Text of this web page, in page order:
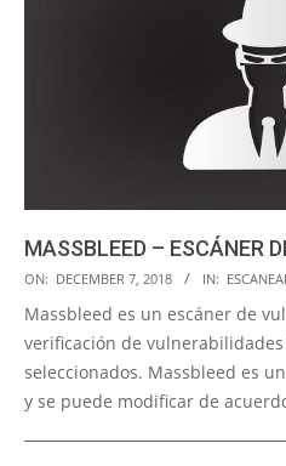
MASSBLEED – ESCÁNER
2018-
12-
07
ON: DECEMBER 7, 2018 IN:
Massbleed es un escáner de
verificación de vulnerabilidades
seleccionados. Massbleed es
y se puede modificar de